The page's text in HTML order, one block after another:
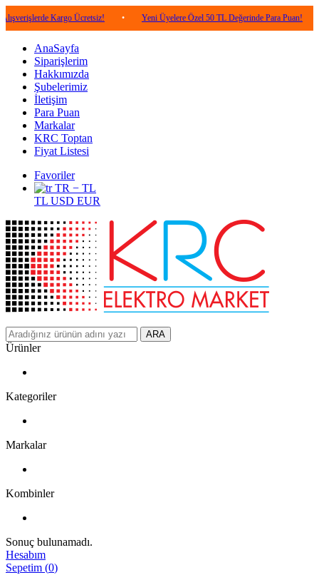
Kargo Ücretsiz! • Yeni Üyelere Özel 50 TL Değerinde Para Puan! •
AnaSayfa
Siparişlerim
Hakkımızda
Şubelerimiz
İletişim
Para Puan
Markalar
KRC Toptan
Fiyat Listesi
Favoriler
TR − TL
TL USD EUR
ARA
Ürünler
Kategoriler
Markalar
Kombinler
Sonuç bulunamadı.
Hesabım
Sepetim (0)